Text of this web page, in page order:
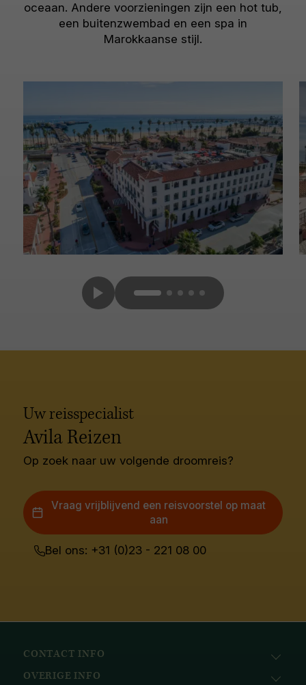
oceaan. Andere voorzieningen zijn een hot tub,
een buitenzwembad en een spa in
Marokkaanse stijl.
Uw reisspecialist
Avila Reizen
Op zoek naar uw volgende droomreis?
Vraag vrijblijvend een reisvoorstel op maat
aan
Bel ons: +31 (0)23 - 221 08 00
CONTACT INFO
Avila Reizen
OVERIGE INFO